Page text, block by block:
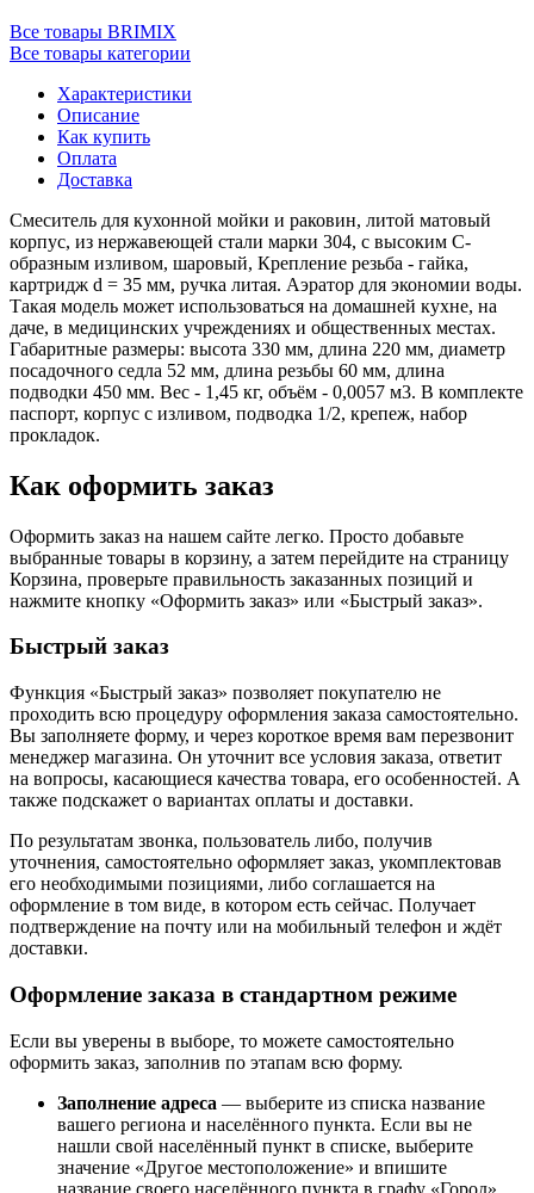
Все товары BRIMIX
Все товары категории
Характеристики
Описание
Как купить
Оплата
Доставка
Смеситель для кухонной мойки и раковин, литой матовый
корпус, из нержавеющей стали марки 304, с высоким С-
образным изливом, шаровый, Крепление резьба - гайка,
картридж d = 35 мм, ручка литая. Аэратор для экономии воды.
Такая модель может использоваться на домашней кухне, на
даче, в медицинских учреждениях и общественных местах.
Габаритные размеры: высота 330 мм, длина 220 мм, диаметр
посадочного седла 52 мм, длина резьбы 60 мм, длина
подводки 450 мм. Вес - 1,45 кг, объём - 0,0057 м3. В комплекте
паспорт, корпус с изливом, подводка 1/2, крепеж, набор
прокладок.
Как оформить заказ
Оформить заказ на нашем сайте легко. Просто добавьте
выбранные товары в корзину, а затем перейдите на страницу
Корзина, проверьте правильность заказанных позиций и
нажмите кнопку «Оформить заказ» или «Быстрый заказ».
Быстрый заказ
Функция «Быстрый заказ» позволяет покупателю не
проходить всю процедуру оформления заказа самостоятельно.
Вы заполняете форму, и через короткое время вам перезвонит
менеджер магазина. Он уточнит все условия заказа, ответит
на вопросы, касающиеся качества товара, его особенностей. А
также подскажет о вариантах оплаты и доставки.
По результатам звонка, пользователь либо, получив
уточнения, самостоятельно оформляет заказ, укомплектовав
его необходимыми позициями, либо соглашается на
оформление в том виде, в котором есть сейчас. Получает
подтверждение на почту или на мобильный телефон и ждёт
доставки.
Оформление заказа в стандартном режиме
Если вы уверены в выборе, то можете самостоятельно
оформить заказ, заполнив по этапам всю форму.
Заполнение адреса — выберите из списка название
вашего региона и населённого пункта. Если вы не
нашли свой населённый пункт в списке, выберите
значение «Другое местоположение» и впишите
название своего населённого пункта в графу «Город».